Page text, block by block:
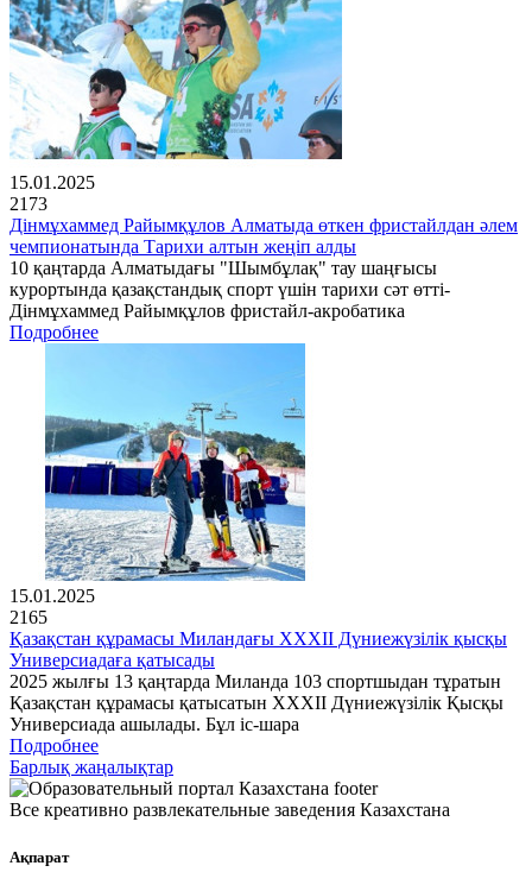
15.01.2025
2173
Дінмұхаммед Райымқұлов Алматыда өткен фристайлдан әлем
чемпионатында Тарихи алтын жеңіп алды
10 қаңтарда Алматыдағы "Шымбұлақ" тау шаңғысы
курортында қазақстандық спорт үшін тарихи сәт өтті-
Дінмұхаммед Райымқұлов фристайл-акробатика
Подробнее
15.01.2025
2165
Қазақстан құрамасы Миландағы XXXII Дүниежүзілік қысқы
Универсиадаға қатысады
2025 жылғы 13 қаңтарда Миланда 103 спортшыдан тұратын
Қазақстан құрамасы қатысатын XXXII Дүниежүзілік Қысқы
Универсиада ашылады. Бұл іс-шара
Подробнее
Барлық жаңалықтар
Все креативно развлекательные заведения Казахстана
Ақпарат